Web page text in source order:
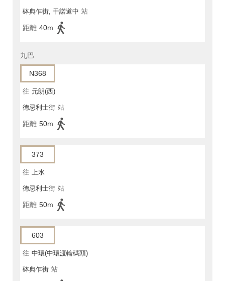
砵典乍街, 干諾道中 站
距離 40m
九巴
N368
往 元朗(西)
德忌利士街 站
距離 50m
373
往 上水
德忌利士街 站
距離 50m
603
往 中環(中環渡輪碼頭)
砵典乍街 站